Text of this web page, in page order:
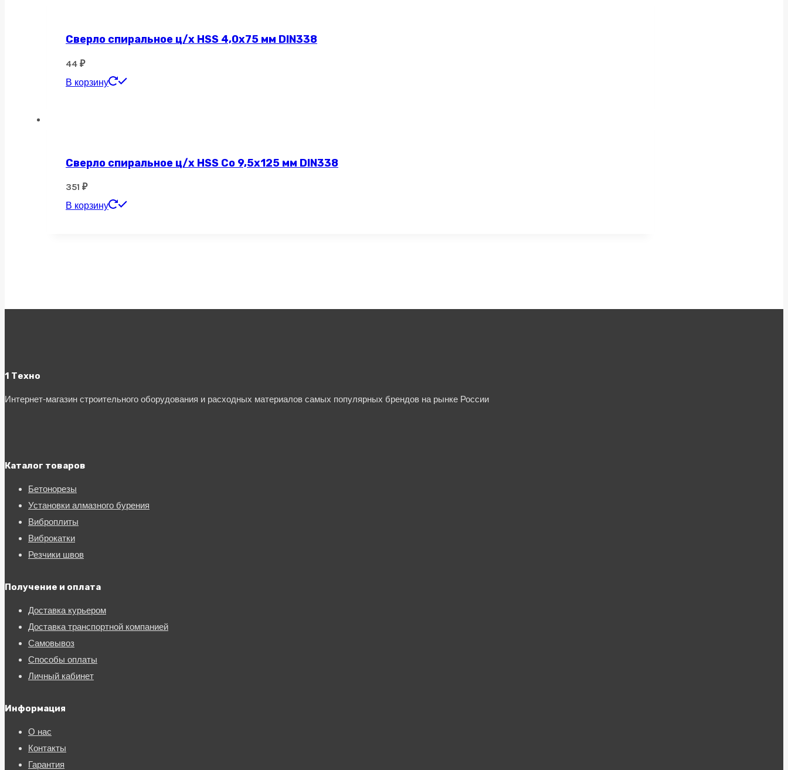
Сверло спиральное ц/х HSS 4,0х75 мм DIN338
44 ₽
В корзину
Сверло спиральное ц/х HSS Co 9,5х125 мм DIN338
351 ₽
В корзину
1 Техно
Интернет-магазин строительного оборудования и расходных материалов самых популярных брендов на рынке России
Каталог товаров
Бетонорезы
Установки алмазного бурения
Виброплиты
Виброкатки
Резчики швов
Получение и оплата
Доставка курьером
Доставка транспортной компанией
Самовывоз
Способы оплаты
Личный кабинет
Информация
О нас
Контакты
Гарантия